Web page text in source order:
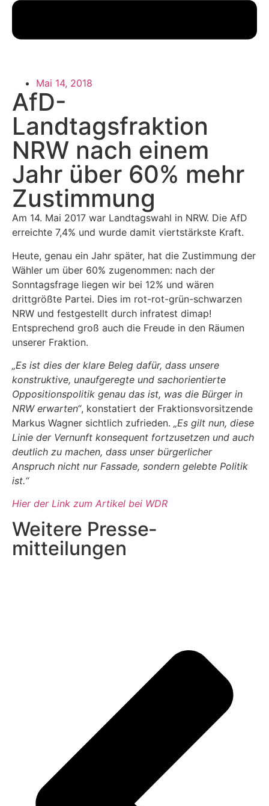
Mai 14, 2018
AfD-
Landtagsfraktion
NRW nach einem
Jahr über 60% mehr
Zustimmung
Am 14. Mai 2017 war Landtagswahl in NRW. Die AfD
erreichte 7,4% und wurde damit viertstärkste Kraft.
Heute, genau ein Jahr später, hat die Zustimmung der
Wähler um über 60% zugenommen: nach der
Sonntagsfrage liegen wir bei 12% und wären
drittgrößte Partei. Dies im rot-rot-grün-schwarzen
NRW und festgestellt durch infratest dimap!
Entsprechend groß auch die Freude in den Räumen
unserer Fraktion.
„Es ist dies der klare Beleg dafür, dass unsere
konstruktive, unaufgeregte und sachorientierte
Oppositionspolitik genau das ist, was die Bürger in
NRW erwarten“, konstatiert der Fraktionsvorsitzende
Markus Wagner sichtlich zufrieden. „Es gilt nun, diese
Linie der Vernunft konsequent fortzusetzen und auch
deutlich zu machen, dass unser bürgerlicher
Anspruch nicht nur Fassade, sondern gelebte Politik
ist.“
Hier der Link zum Artikel bei WDR
Weitere Presse­
mitteilungen